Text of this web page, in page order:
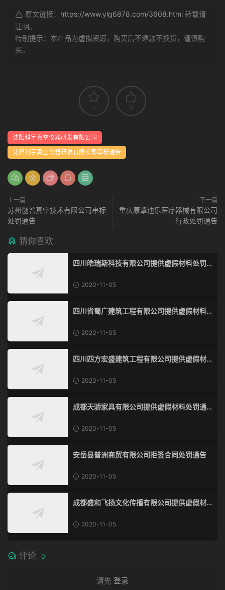
原文链接： https://www.ylg6878.com/3608.html 转载请
注明。
特别提示：本产品为虚拟资源，购买后不退款不换货，谨慎购
买。
0 0
沈阳科宇真空仪器研发有限公司
沈阳科宇真空仪器研发有限公司串标通告
上一篇
苏州创普真空技术有限公司串标
处罚通告
下一篇
重庆康挚迪乐医疗器械有限公司
行政处罚通告
猜你喜欢
四川皓瑞斯科技有限公司提供虚假材料处罚
2020-11-05
四川省蜀广建筑工程有限公司提供虚假材料
2020-11-05
四川四方宏盛建筑工程有限公司提供虚假材
2020-11-05
成都天骄家具有限公司提供虚假材料处罚通
2020-11-05
安岳县普洲商贸有限公司拒签合同处罚通告
2020-11-05
成都盛和飞扬文化传播有限公司提供虚假材
2020-11-05
评论 0
请先 登录